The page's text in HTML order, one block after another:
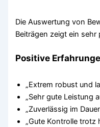
Die Auswertung von
Beiträgen zeigt ein
Positive
„Extrem robust und
„Sehr gute Leistung
„Zuverlässig im
„Gute Kontrolle trotz